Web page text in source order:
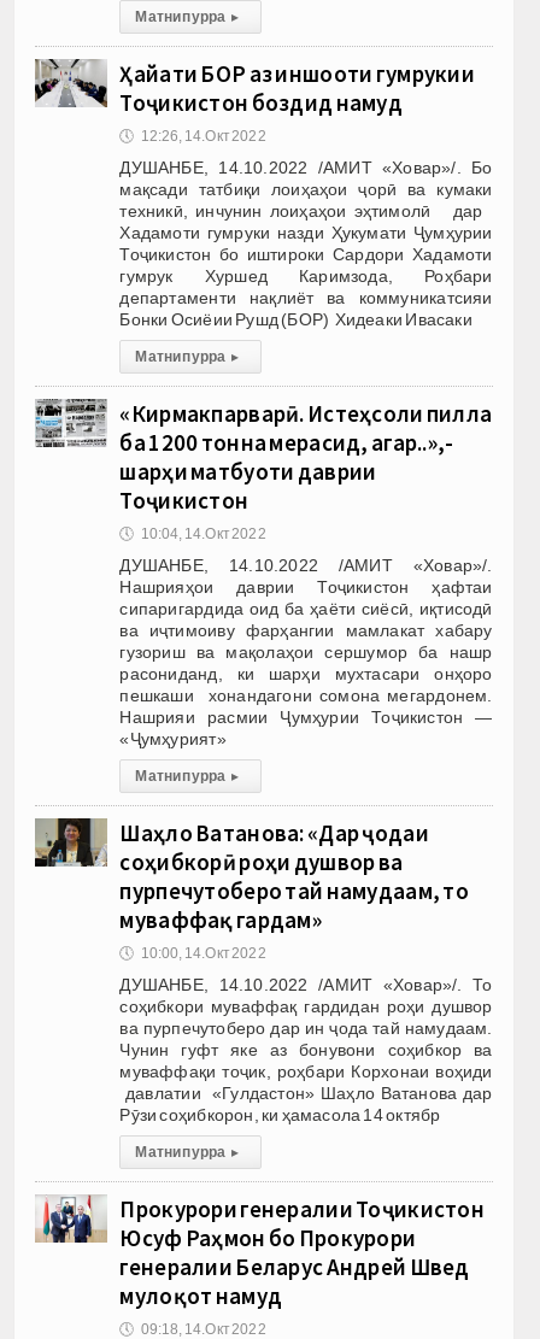
Матни пурра ▸
Ҳайати БОР аз иншооти гумрукии
Тоҷикистон боздид намуд
🕔 12:26, 14.Окт 2022
ДУШАНБЕ, 14.10.2022 /АМИТ «Ховар»/. Бо
мақсади татбиқи лоиҳаҳои ҷорӣ ва кумаки
техникӣ, инчунин лоиҳаҳои эҳтимолӣ дар
Хадамоти гумруки назди Ҳукумати Ҷумҳурии
Тоҷикистон бо иштироки Сардори Хадамоти
гумрук Хуршед Каримзода, Роҳбари
департаменти нақлиёт ва коммуникатсияи
Бонки Осиёии Рушд (БОР) Хидеаки Ивасаки
Матни пурра ▸
«Кирмакпарварӣ. Истеҳсоли пилла
ба 1200 тонна мерасид, агар..»,-
шарҳи матбуоти даврии
Тоҷикистон
🕔 10:04, 14.Окт 2022
ДУШАНБЕ, 14.10.2022 /АМИТ «Ховар»/.
Нашрияҳои даврии Тоҷикистон ҳафтаи
сипаригардида оид ба ҳаёти сиёсӣ, иқтисодӣ
ва иҷтимоиву фарҳангии мамлакат хабару
гузориш ва мақолаҳои сершумор ба нашр
расониданд, ки шарҳи мухтасари онҳоро
пешкаши хонандагони сомона мегардонем.
Нашрияи расмии Ҷумҳурии Тоҷикистон —
«Ҷумҳурият»
Матни пурра ▸
Шаҳло Ватанова: «Дар ҷодаи
соҳибкорӣ роҳи душвор ва
пурпечутоберо тай намудаам, то
муваффақ гардам»
🕔 10:00, 14.Окт 2022
ДУШАНБЕ, 14.10.2022 /АМИТ «Ховар»/. То
соҳибкори муваффақ гардидан роҳи душвор
ва пурпечутоберо дар ин ҷода тай намудаам.
Чунин гуфт яке аз бонувони соҳибкор ва
муваффақи тоҷик, роҳбари Корхонаи воҳиди
давлатии «Гулдастон» Шаҳло Ватанова дар
Рӯзи соҳибкорон, ки ҳамасола 14 октябр
Матни пурра ▸
Прокурори генералии Тоҷикистон
Юсуф Раҳмон бо Прокурори
генералии Беларус Андрей Швед
мулоқот намуд
🕔 09:18, 14.Окт 2022